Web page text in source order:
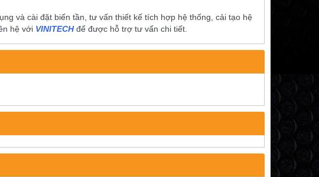
và cài đặt biến tần, tư vấn thiết kế tích hợp hệ thống, cải tạo hệ
hệ với VINITECHđể được hỗ trợ tư vấn chi tiết.